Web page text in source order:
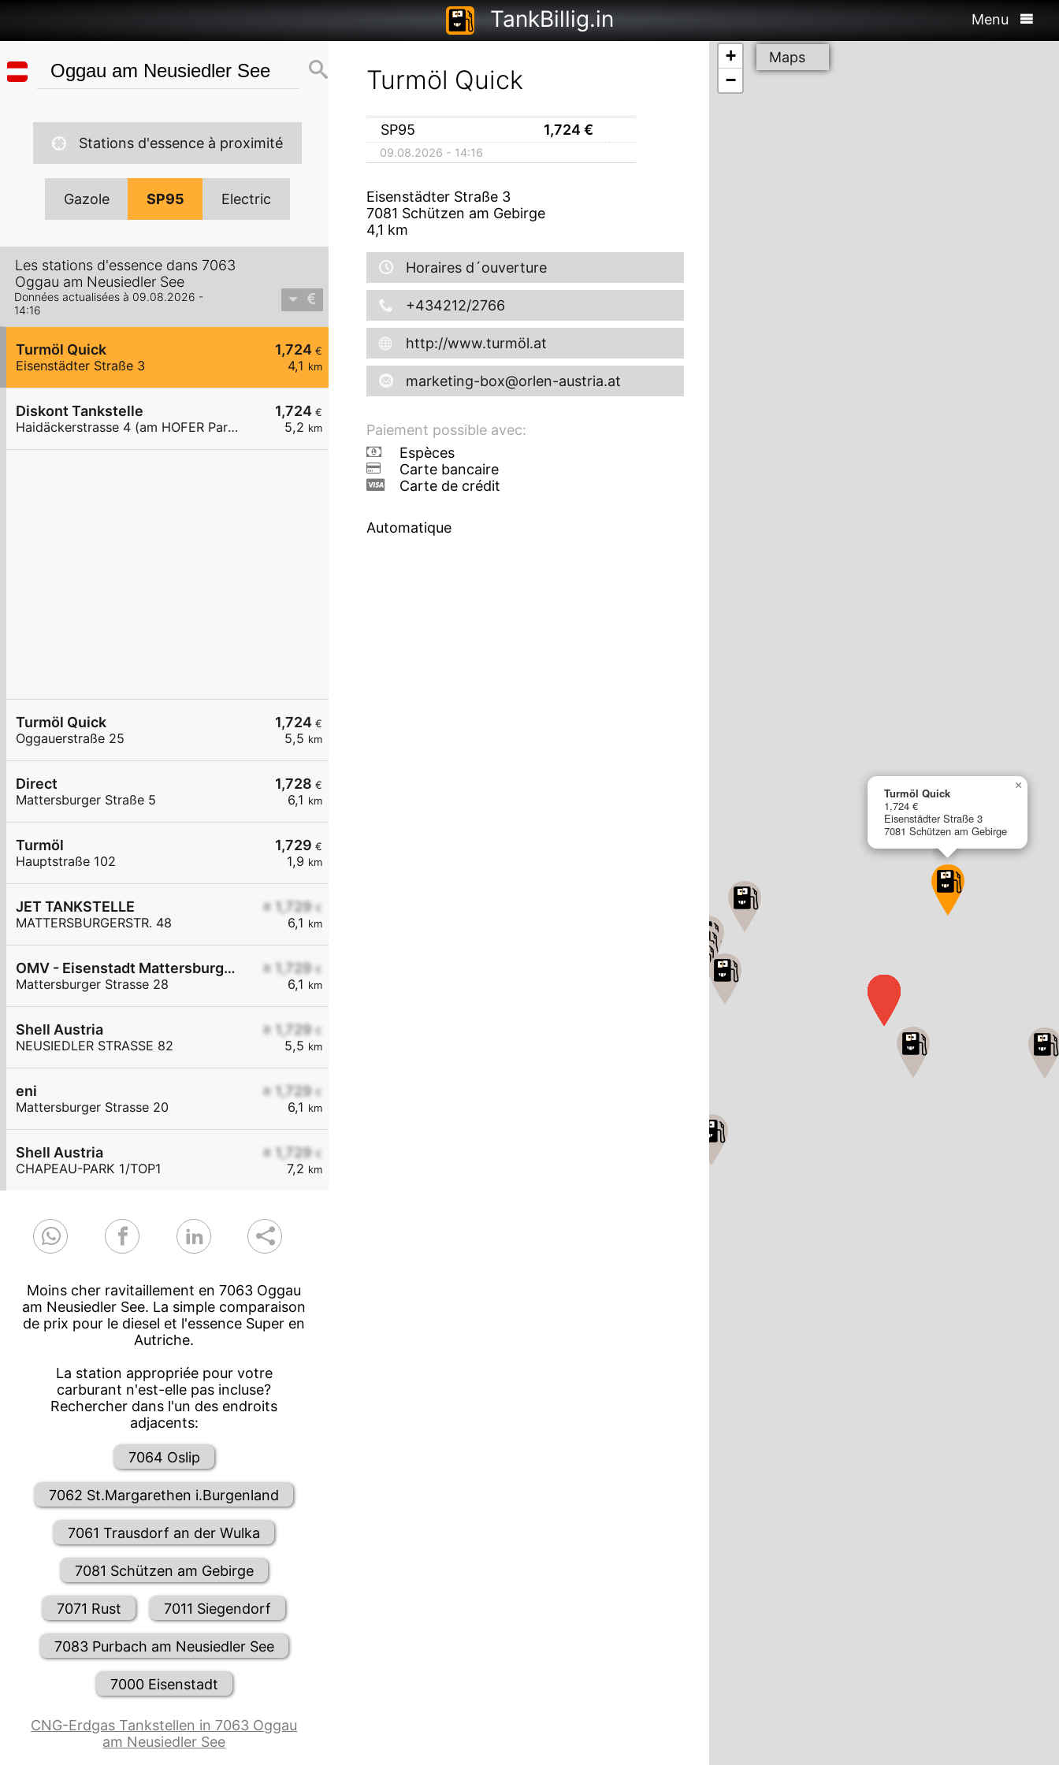
TankBillig.in Menu
Stations d'essence à proximité
Gazole SP95 Electric
Les stations d'essence dans 7063
Oggau am Neusiedler See
Données actualisées à 09.08.2026 -
14:16
1,724 €
4,1 km
Turmöl Quick
Eisenstädter Straße 3
1,724 €
5,2 km
Diskont Tankstelle
Haidäckerstrasse 4 (am HOFER Parkplatz)
1,724 €
5,5 km
Turmöl Quick
Oggauerstraße 25
1,728 €
6,1 km
Direct
Mattersburger Straße 5
1,729 €
1,9 km
Turmöl
Hauptstraße 102
≥ 1,729 €
6,1 km
JET TANKSTELLE
MATTERSBURGERSTR. 48
≥ 1,729 €
6,1 km
OMV - Eisenstadt Mattersburger Straße 28
Mattersburger Strasse 28
≥ 1,729 €
5,5 km
Shell Austria
NEUSIEDLER STRASSE 82
≥ 1,729 €
6,1 km
eni
Mattersburger Strasse 20
≥ 1,729 €
7,2 km
Shell Austria
CHAPEAU-PARK 1/TOP1
Moins cher ravitaillement en 7063 Oggau
am Neusiedler See. La simple comparaison
de prix pour le diesel et l'essence Super en
Autriche.
La station appropriée pour votre
carburant n'est-elle pas incluse?
Rechercher dans l'un des endroits
adjacents:
7064 Oslip
7062 St.Margarethen i.Burgenland
7061 Trausdorf an der Wulka
7081 Schützen am Gebirge
7071 Rust 7011 Siegendorf
7083 Purbach am Neusiedler See
7000 Eisenstadt
CNG-Erdgas Tankstellen in 7063 Oggau
am Neusiedler See
Turmöl Quick
SP95 1,724€
09.08.2026 - 14:16
Eisenstädter Straße 3
7081 Schützen am Gebirge
4,1 km
Horaires d´ouverture
+434212/2766
http://www.turmöl.at
marketing-box@orlen-austria.at
Paiement possible avec:
Espèces
Carte bancaire
Carte de crédit
Automatique
Turmöl Quick
1,724 €
Eisenstädter Straße 3
7081 Schützen am Gebirge
×
+
−
Maps